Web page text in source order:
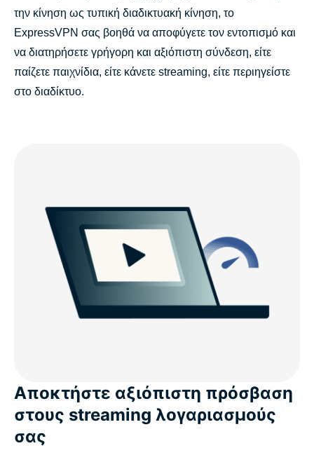
την κίνηση ως τυπική διαδικτυακή κίνηση, το
ExpressVPN σας βοηθά να αποφύγετε τον εντοπισμό και
να διατηρήσετε γρήγορη και αξιόπιστη σύνδεση, είτε
παίζετε παιχνίδια, είτε κάνετε streaming, είτε περιηγείστε
στο διαδίκτυο.
Αποκτήστε αξιόπιστη πρόσβαση
στους streaming λογαριασμούς
σας